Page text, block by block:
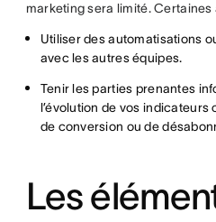
marketing sera limité.
Utiliser des automatisations
avec les autres équipes.
Tenir les parties prenantes
l’évolution de vos indicateurs
de conversion ou de
Les